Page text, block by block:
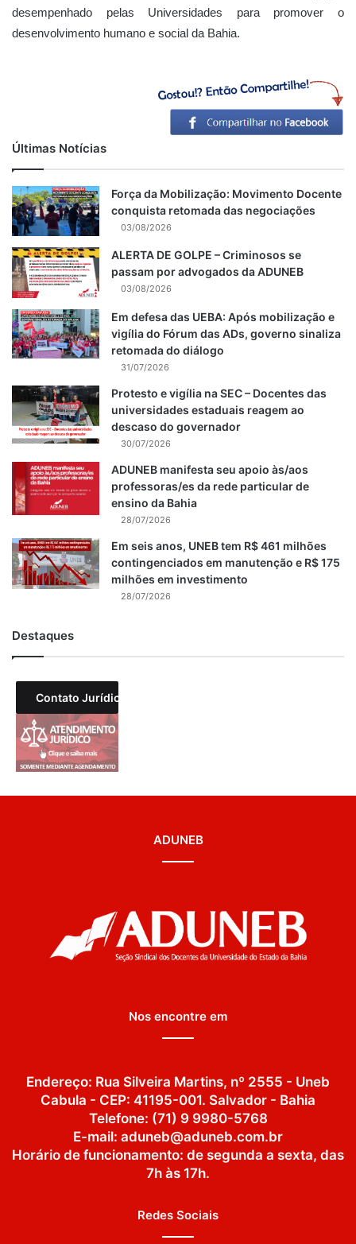
desempenhado pelas Universidades para promover o
desenvolvimento humano e social da Bahia.
Últimas Notícias
Força da Mobilização: Movimento Docente
conquista retomada das negociações
03/08/2026
ALERTA DE GOLPE – Criminosos se
passam por advogados da ADUNEB
03/08/2026
Em defesa das UEBA: Após mobilização e
vigília do Fórum das ADs, governo sinaliza
retomada do diálogo
31/07/2026
Protesto e vigília na SEC – Docentes das
universidades estaduais reagem ao
descaso do governador
30/07/2026
ADUNEB manifesta seu apoio às/aos
professoras/es da rede particular de
ensino da Bahia
28/07/2026
Em seis anos, UNEB tem R$ 461 milhões
contingenciados em manutenção e R$ 175
milhões em investimento
28/07/2026
Destaques
Contato Jurídico
ADUNEB
Nos encontre em
Endereço: Rua Silveira Martins, nº 2555 - Uneb
Cabula - CEP: 41195-001. Salvador - Bahia
Telefone: (71) 9 9980-5768
E-mail: aduneb@aduneb.com.br
Horário de funcionamento: de segunda a sexta, das
7h às 17h.
Redes Sociais